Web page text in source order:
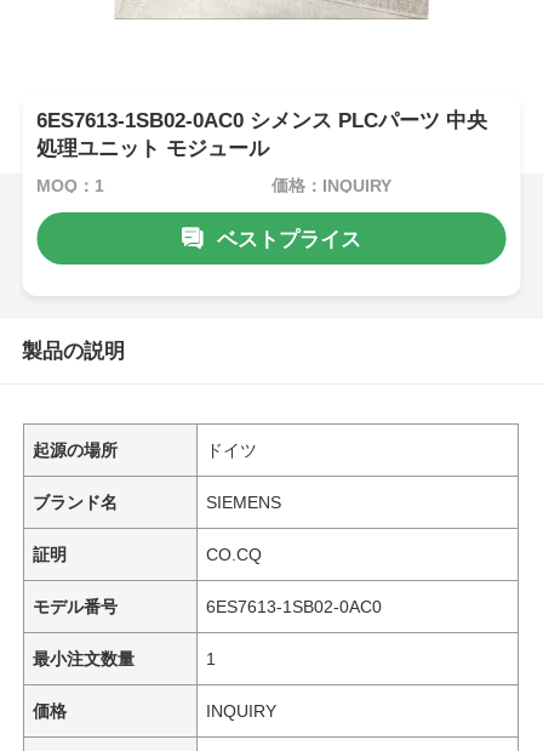
6ES7613-1SB02-0AC0 シメンス PLCパーツ 中央
処理ユニット モジュール
MOQ：1 価格：INQUIRY
ベストプライス
製品の説明
起源の場所 ドイツ
ブランド名 SIEMENS
証明 CO.CQ
モデル番号 6ES7613-1SB02-0AC0
最小注文数量 1
価格 INQUIRY